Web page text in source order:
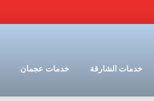
خدمات الشارقة خدمات عجمان